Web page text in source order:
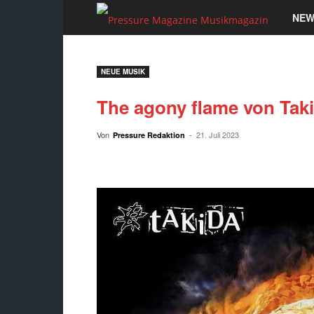
NEUE MUSIK
The agony flame von
Von Pressure Redaktion - 21. Juli 2023